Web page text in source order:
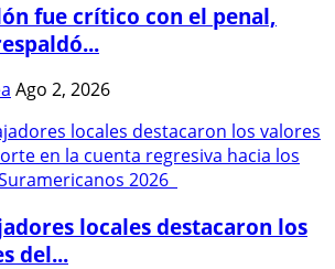
fue crítico con el penal,
Ago 2, 2026
locales destacaron los
del...